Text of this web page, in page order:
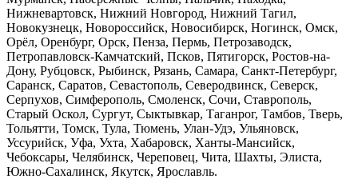
Нижневартовск, Нижний Новгород, Нижний Тагил,
Новокузнецк, Новороссийск, Новосибирск, Ногинск, Омск,
Орёл, Оренбург, Орск, Пенза, Пермь, Петрозаводск,
Петропавловск-Камчатский, Псков, Пятигорск, Ростов-на-
Дону, Рубцовск, Рыбинск, Рязань, Самара, Санкт-Петербург,
Саранск, Саратов, Севастополь, Северодвинск, Северск,
Серпухов, Симферополь, Смоленск, Сочи, Ставрополь,
Старый Оскол, Сургут, Сыктывкар, Таганрог, Тамбов, Тверь,
Тольятти, Томск, Тула, Тюмень, Улан-Удэ, Ульяновск,
Уссурийск, Уфа, Ухта, Хабаровск, Ханты-Мансийск,
Чебоксары, Челябинск, Череповец, Чита, Шахты, Элиста,
Южно-Сахалинск, Якутск, Ярославль.